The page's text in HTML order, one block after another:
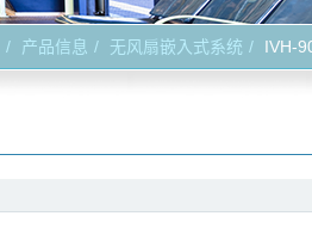
产品信息 无风扇嵌入式系统 IVH-